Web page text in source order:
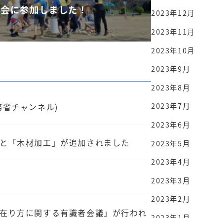
に参加しました！
チャンネル)
「木材加工」が追加されました
り方に関する有識者会議」が行われ
2023年12月
2023年11月
2023年10月
2023年9月
2023年8月
2023年7月
2023年6月
2023年5月
2023年4月
2023年3月
2023年2月